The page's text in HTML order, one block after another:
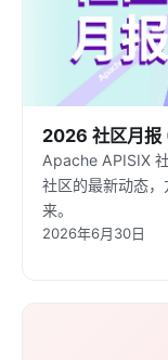
2026 社区月
Apache APISIX
社区的最新动态
来。
2026年6月30日